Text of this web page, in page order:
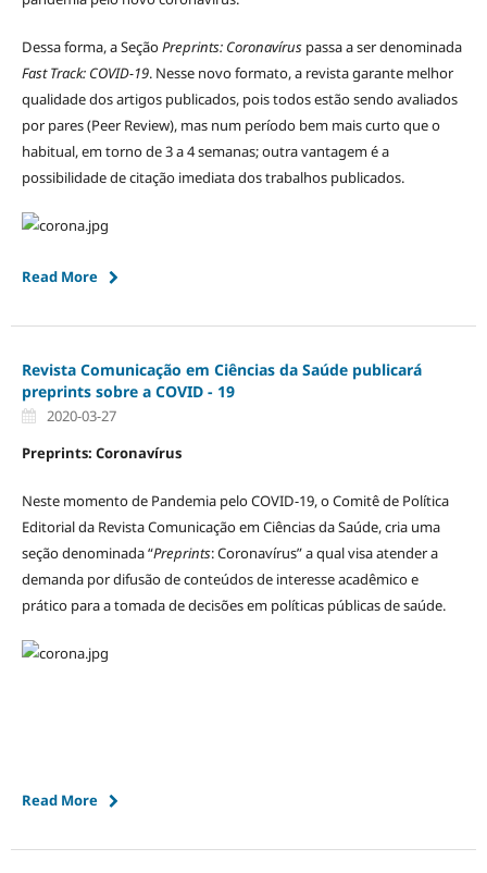
Dessa forma, a SeçãoPreprints: Coronavíruspassa a ser denominada
Fast Track: COVID-19. Nesse novo formato, a revista garante melhor
qualidade dos artigos publicados, pois todos estão sendo avaliados
por pares (Peer Review), mas num período bem mais curto que o
habitual, em torno de 3 a 4 semanas; outra vantagem é a
possibilidade de citação imediata dos trabalhos publicados.
Read More
Revista Comunicação em Ciências da Saúde publicará
preprints sobre a COVID - 19
2020-03-27
Preprints: Coronavírus
Neste momento de Pandemia pelo COVID-19, o Comitê de Política
Editorial da Revista Comunicação em Ciências da Saúde, cria uma
seção denominada “Preprints: Coronavírus” a qual visa atender a
demanda por difusão de conteúdos de interesse acadêmico e
prático para a tomada de decisões em políticas públicas de saúde.
Read More